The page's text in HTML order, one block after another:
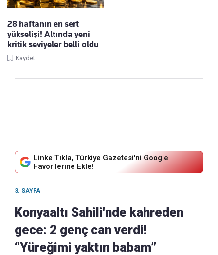
28 haftanın en sert
yükselişi! Altında yeni
kritik seviyeler belli oldu
Kaydet
Linke Tıkla, Türkiye Gazetesi'ni Google
Favorilerine Ekle!
3. SAYFA
Konyaaltı Sahili'nde kahreden
gece: 2 genç can verdi!
“Yüreğimi yaktın babam”